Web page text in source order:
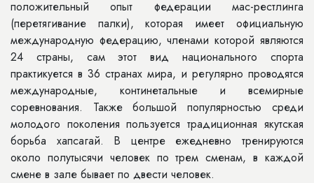
положительный опыт федерации мас-рестлинга
(перетягивание палки), которая имеет официальную
международную федерацию, членами которой являются
24 страны, сам этот вид национального спорта
практикуется в 36 странах мира, и регулярно проводятся
международные, континетальные и всемирные
соревнования. Также большой популярностью среди
молодого поколения пользуется традиционная якутская
борьба хапсагай. В центре ежедневно тренируются
около полутысячи человек по трем сменам, в каждой
смене в зале бывает по двести человек.